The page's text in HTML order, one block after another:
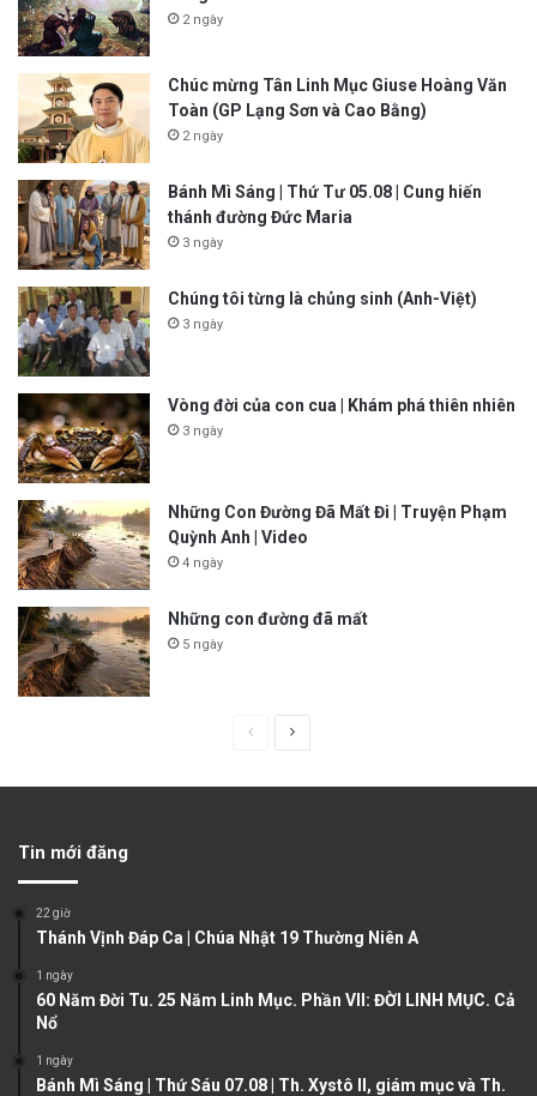
2 ngày
Chúc mừng Tân Linh Mục Giuse Hoàng Văn
Toàn (GP Lạng Sơn và Cao Bằng)
2 ngày
Bánh Mì Sáng | Thứ Tư 05.08 | Cung hiến
thánh đường Đức Maria
3 ngày
Chúng tôi từng là chủng sinh (Anh-Việt)
3 ngày
Vòng đời của con cua | Khám phá thiên nhiên
3 ngày
Những Con Đường Đã Mất Đi | Truyện Phạm
Quỳnh Anh | Video
4 ngày
Những con đường đã mất
5 ngày
u
g
Tin mới đăng
22 giờ
Thánh Vịnh Đáp Ca | Chúa Nhật 19 Thường Niên A
1 ngày
60 Năm Đời Tu. 25 Năm Linh Mục. Phần VII: ĐỜI LINH MỤC. Cả
Nổ
1 ngày
Bánh Mì Sáng | Thứ Sáu 07.08 | Th. Xystô II, giám mục và Th.